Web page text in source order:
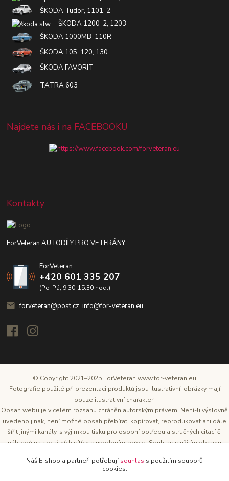
ŠKODA Tudor, 1101-2
ŠKODA 1200-2, 1203
ŠKODA 1000MB-110R
ŠKODA 105, 120, 130
ŠKODA FAVORIT
TATRA 603
Najdete nás i na FACEBOOKU
Kontakty
ForVeteran AUTODÍLY PRO VETERÁNY
ForVeteran
+420 601 335 207
(Po-Pá, 9:30-15:30 hod.)
forveteran@post.cz, info@for-veteran.eu
© Copyright 2021–2025 ForVeteran www.for-veteran.eu
Fotografie použité při prezentaci produktů jsou ilustrativní, obrázky mají
pouze ilustrativní charakter.
Obsah webu je v celém rozsahu chráněn autorským právem. Není-li výslovně
uvedeno jinak, není možné obsah přebírat, kopírovat, reprodukovat ani dále
šířit jinými kanály, s výjimkou tisku pro osobní potřebu a stručných citací či
náhledů na sociálních sítích s uvedením zdroje. Souhlas s užitím obsahu
těchto webových stránek je Tomáš Oršel.
Náš E-shop a partneři potřebujísouhlas s použitím souborů
cookies.